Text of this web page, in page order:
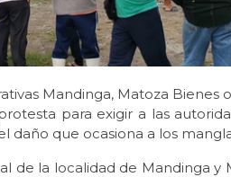
Mandinga, Matoza Bienes
para exigir a las
que ocasiona a los
de la localidad de Mandinga y